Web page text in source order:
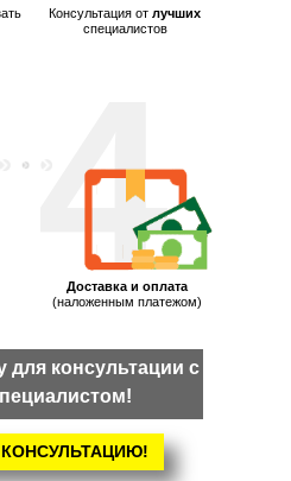
4
Консультация от лучших
специалистов
Доставка и оплата
(наложенным платежом)
для консультации с